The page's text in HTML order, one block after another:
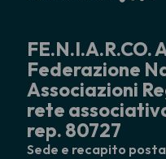
FE.N.I.A.R.CO.
Federazione
Associazioni
rete
rep. 80727
Sede e recapito